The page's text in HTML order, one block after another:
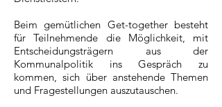
Beim gemütlichen Get-together besteht
für Teilnehmende die Möglichkeit, mit
Entscheidungsträgern aus der
Kommunalpolitik ins Gespräch zu
kommen, sich über anstehende Themen
und Fragestellungen auszutauschen.